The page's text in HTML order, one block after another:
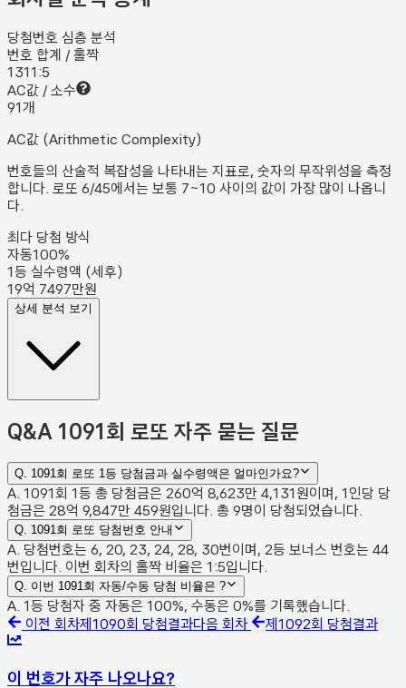
당첨번호 심층 분석
번호 합계 / 홀짝
1311:5
AC값 / 소수
91개
AC값 (Arithmetic Complexity)
번호들의 산술적 복잡성을 나타내는 지표로, 숫자의 무작위성을 측정
합니다. 로또 6/45에서는 보통 7~10 사이의 값이 가장 많이 나옵니
다.
최다 당첨 방식
자동100%
1등 실수령액 (세후)
19억 7497만원
상세 분석 보기
Q&A 1091회 로또 자주 묻는 질문
Q. 1091회 로또 1등 당첨금과 실수령액은 얼마인가요?
A. 1091회 1등 총 당첨금은 260억 8,623만 4,131원이며, 1인당 당
첨금은 28억 9,847만 459원입니다. 총 9명이 당첨되었습니다.
Q. 1091회 로또 당첨번호 안내
A. 당첨번호는 6, 20, 23, 24, 28, 30번이며, 2등 보너스 번호는 44
번입니다. 이번 회차의 홀짝 비율은 1:5입니다.
Q. 이번 1091회 자동/수동 당첨 비율은 ?
A. 1등 당첨자 중 자동은 100%, 수동은 0%를 기록했습니다.
이전 회차제 1090회 당첨결과다음 회차 제 1092회 당첨결과
이 번호가 자주 나오나요?